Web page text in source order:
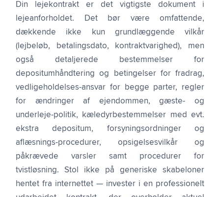
Din lejekontrakt er det vigtigste dokument i
lejeanforholdet. Det bør være omfattende,
dækkende ikke kun grundlæggende vilkår
(lejbeløb, betalingsdato, kontraktvarighed), men
også detaljerede bestemmelser for
depositumhåndtering og betingelser for fradrag,
vedligeholdelses-ansvar for begge parter, regler
for ændringer af ejendommen, gæste- og
underleje-politik, kæledyrbestemmelser med evt.
ekstra depositum, forsyningsordninger og
aflæsnings-procedurer, opsigelsesvilkår og
påkrævede varsler samt procedurer for
tvistløsning. Stol ikke på generiske skabeloner
hentet fra internettet — invester i en professionelt